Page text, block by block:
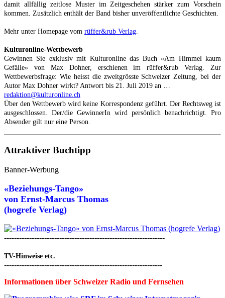
damit allfällig zeitlose Muster im Zeitgeschehen stärker zum Vorschein
kommen. Zusätzlich enthält der Band bisher unveröffentlichte Geschichten.
Mehr unter Homepage vom rüffer&rub Verlag.
Kulturonline-Wettbewerb
Gewinnen Sie exklusiv mit Kulturonline das Buch «Am Himmel kaum
Gefälle» von Max Dohner, erschienen im rüffer&rub Verlag. Zur
Wettbewerbsfrage: Wie heisst die zweitgrösste Schweizer Zeitung, bei der
Autor Max Dohner wirkt? Antwort bis 21. Juli 2019 an …
redaktion@kulturonline.ch
Über den Wettbewerb wird keine Korrespondenz geführt. Der Rechtsweg ist
ausgeschlossen. Der/die GewinnerIn wird persönlich benachrichtigt. Pro
Absender gilt nur eine Person.
Attraktiver Buchtipp
Banner-Werbung
«Beziehungs-Tango»
von Ernst-Marcus Thomas
(hogrefe Verlag)
----------------------------------------------------------------
TV-Hinweise etc.
---------------------------------------------------------------
Informationen über Schweizer Radio und Fernsehen